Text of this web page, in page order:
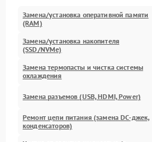
Замена/установка оперативной памяти
(RAM)
Замена/установка накопителя
(SSD/NVMe)
Замена термопасты и чистка системы
охлаждения
Замена разъемов (USB, HDMI, Power)
Ремонт цепи питания (замена DC-джек,
конденсаторов)